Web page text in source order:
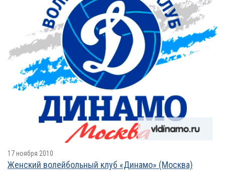
17 ноября 2010
Женский волейбольный клуб «Динамо» (Москва)